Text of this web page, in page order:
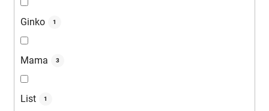
Ginko 1
Mama 3
List 1